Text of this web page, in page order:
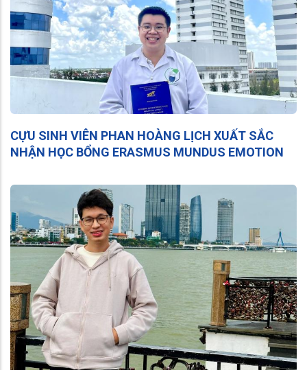
CỰU SINH VIÊN PHAN HOÀNG LỊCH XUẤT SẮC
NHẬN HỌC BỔNG ERASMUS MUNDUS EMOTION